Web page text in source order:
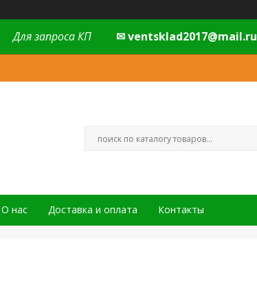
Для запроса КП ✉ ventsklad2017@mail.ru
О нас Доставка и оплата Контакты